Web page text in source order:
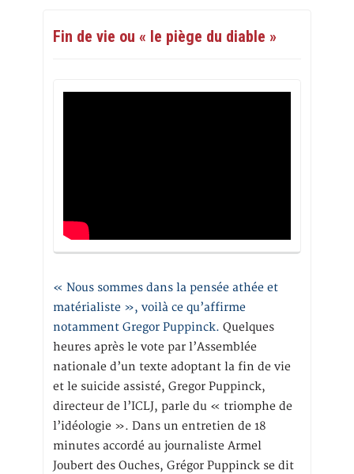
Fin de vie ou « le piège du diable »
« Nous sommes dans la pensée athée et
matérialiste », voilà ce qu’affirme
notamment Gregor Puppinck. Quelques
heures après le vote par l’Assemblée
nationale d’un texte adoptant la fin de vie
et le suicide assisté, Gregor Puppinck,
directeur de l’ICLJ, parle du « triomphe de
l’idéologie ». Dans un entretien de 18
minutes accordé au journaliste Armel
Joubert des Ouches, Grégor Puppinck se dit